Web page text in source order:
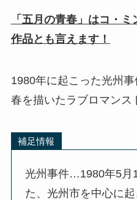
「五月の青春」はコ・
作品とも言え ます！
1980年に起こった光州
春を描いたラブロマンス
補足情報
光州事件…1980年5月
た、光州市を中心に